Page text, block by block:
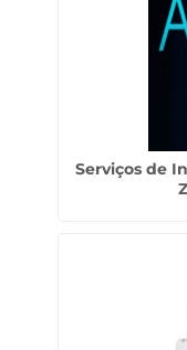
Serviços de